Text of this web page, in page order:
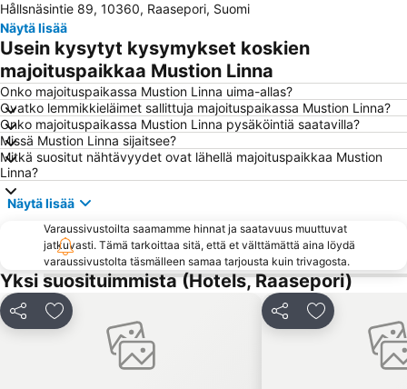
Hållsnäsintie 89, 10360, Raasepori, Suomi
Näytä lisää
Usein kysytyt kysymykset koskien
majoituspaikkaa Mustion Linna
Onko majoituspaikassa Mustion Linna uima-allas?
Ovatko lemmikkieläimet sallittuja majoituspaikassa Mustion Linna?
Onko majoituspaikassa Mustion Linna pysäköintiä saatavilla?
Missä Mustion Linna sijaitsee?
Mitkä suositut nähtävyydet ovat lähellä majoituspaikkaa Mustion
Linna?
Näytä lisää
Varaussivustoilta saamamme hinnat ja saatavuus muuttuvat
jatkuvasti. Tämä tarkoittaa sitä, että et välttämättä aina löydä
varaussivustolta täsmälleen samaa tarjousta kuin trivagosta.
Yksi suosituimmista (Hotels, Raasepori)
Jaa Lisää suosikkeihin Jaa Lisää